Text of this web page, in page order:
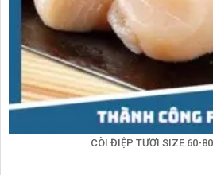
CÒI ĐIỆP TƯƠI SIZE 60-